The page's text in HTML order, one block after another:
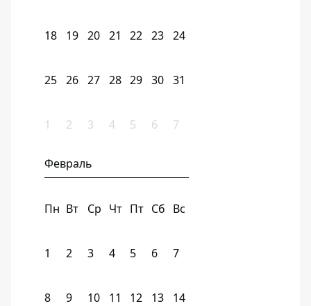
18 19 20 21 22 23 24
25 26 27 28 29 30 31
1 2 3 4 5 6 7
Февраль
Пн Вт Ср Чт Пт Сб Вс
1 2 3 4 5 6 7
8 9 10 11 12 13 14